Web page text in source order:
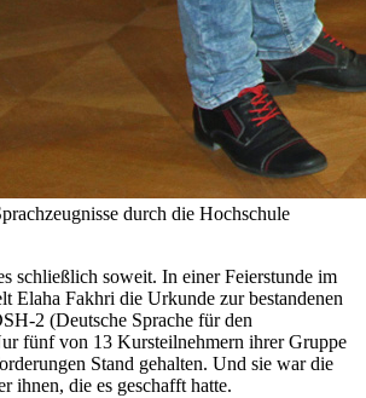
durch die Hochschule
schließlich soweit. In einer Feierstunde im
Elaha Fakhri die Urkunde zur bestandenen
2 (Deutsche Sprache für den
fünf von 13 Kursteilnehmern ihrer Gruppe
Stand gehalten. Und sie war die
ihnen, die es geschafft hatte.